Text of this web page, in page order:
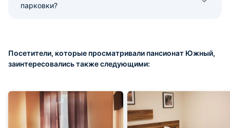
парковки?
Посетители, которые просматривали пансионат Южный,
заинтересовались также следующими: